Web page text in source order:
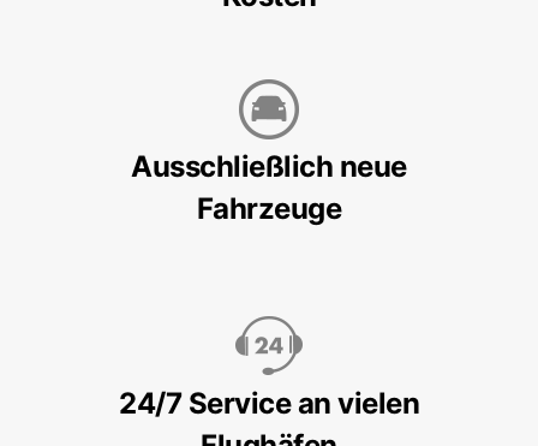
Ausschließlich neue
Fahrzeuge
24/7 Service an vielen